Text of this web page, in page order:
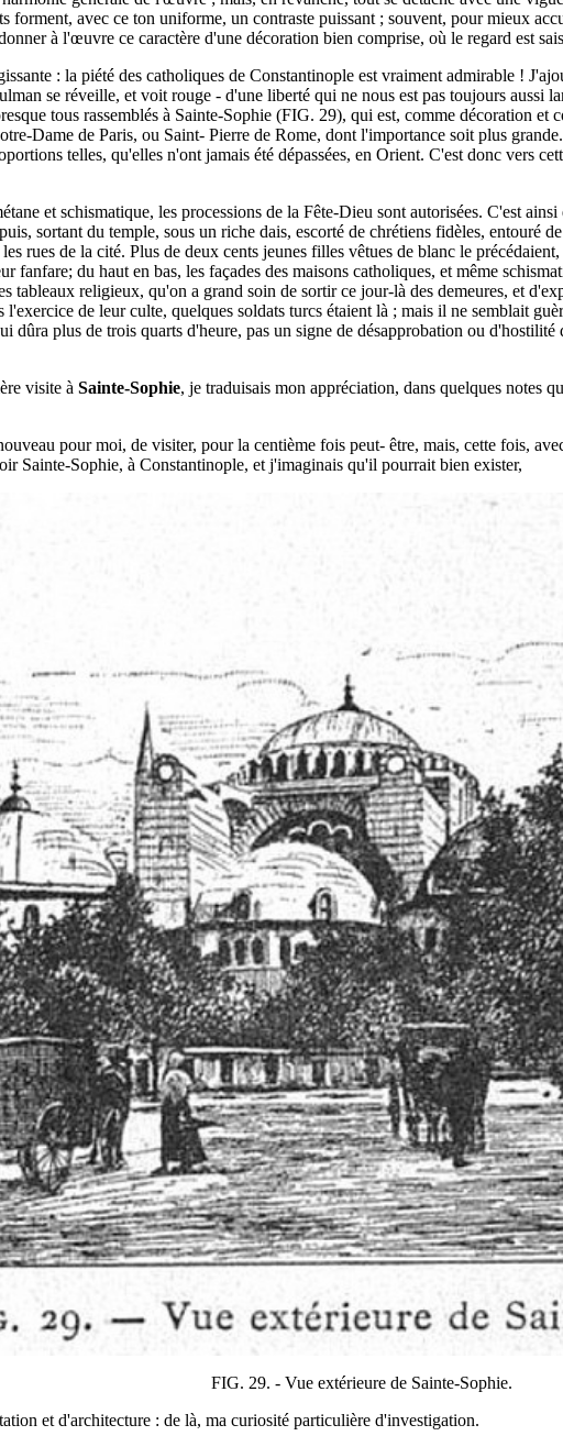
forment, avec ce ton uniforme, un contraste puissant ; souvent, pour mieux
à l'œuvre ce caractère d'une décoration bien comprise, où le regard est
: la piété des catholiques de Constantinople est vraiment admirable !
se réveille, et voit rouge - d'une liberté qui ne nous est pas toujours aussi
tous rassemblés à Sainte-Sophie (FIG. 29), qui est, comme décoration
Dame de Paris, ou Saint- Pierre de Rome, dont l'importance soit plus
telles, qu'elles n'ont jamais été dépassées, en Orient. C'est donc vers
et schismatique, les processions de la Fête-Dieu sont autorisées. C'est
sortant du temple, sous un riche dais, escorté de chrétiens fidèles, entouré
rues de la cité. Plus de deux cents jeunes filles vêtues de blanc le
fanfare; du haut en bas, les façades des maisons catholiques, et même
tableaux religieux, qu'on a grand soin de sortir ce jour-là des demeures, et
de leur culte, quelques soldats turcs étaient là ; mais il ne semblait
dûra plus de trois quarts d'heure, pas un signe de désapprobation ou
visite à Sainte-Sophie, je traduisais mon appréciation, dans quelques notes
pour moi, de visiter, pour la centième fois peut- être, mais, cette fois,
Sainte-Sophie, à Constantinople, et j'imaginais qu'il pourrait bien exister,
FIG. 29. - Vue extérieure de Sainte-Sophie.
et d'architecture : de là, ma curiosité particulière d'investigation.